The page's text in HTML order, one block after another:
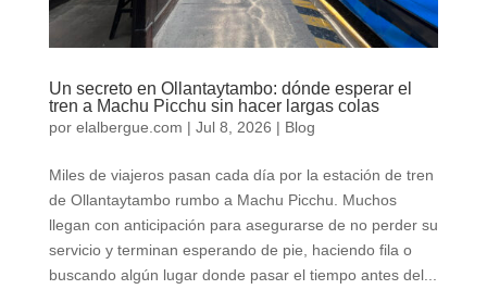
Un secreto en Ollantaytambo: dónde esperar el
tren a Machu Picchu sin hacer largas colas
por elalbergue.com | Jul 8, 2026 | Blog
Miles de viajeros pasan cada día por la estación de tren
de Ollantaytambo rumbo a Machu Picchu. Muchos
llegan con anticipación para asegurarse de no perder su
servicio y terminan esperando de pie, haciendo fila o
buscando algún lugar donde pasar el tiempo antes del...